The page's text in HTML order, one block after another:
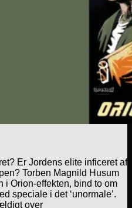
Er Jordens elite inficeret af
Torben Magnild Husum
i Orion-effekten, bind to om
speciale i det ‘unormale’.
over